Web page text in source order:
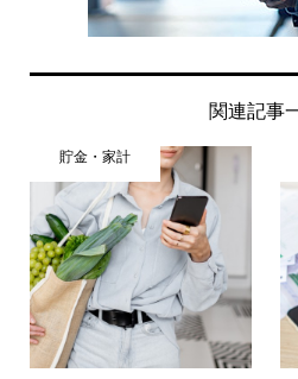
関連記事
貯金・家計